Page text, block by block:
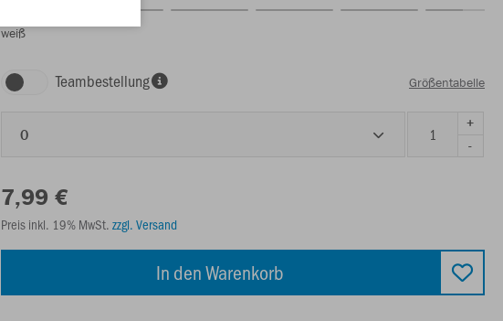
weiß
Teambestellung Größentabelle
0
+
-
7,99 €
Preis inkl. 19% MwSt. zzgl. Versand
In den Warenkorb